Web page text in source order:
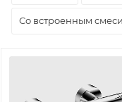
Со встроенным